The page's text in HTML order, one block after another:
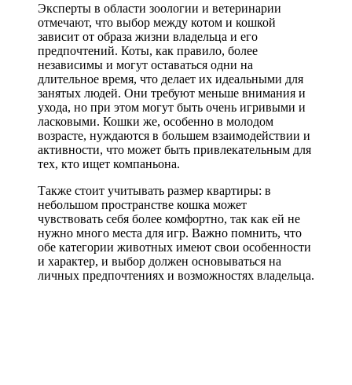
Эксперты в области зоологии и ветеринарии
отмечают, что выбор между котом и кошкой
зависит от образа жизни владельца и его
предпочтений. Коты, как правило, более
независимы и могут оставаться одни на
длительное время, что делает их идеальными для
занятых людей. Они требуют меньше внимания и
ухода, но при этом могут быть очень игривыми и
ласковыми. Кошки же, особенно в молодом
возрасте, нуждаются в большем взаимодействии и
активности, что может быть привлекательным для
тех, кто ищет компаньона.
Также стоит учитывать размер квартиры: в
небольшом пространстве кошка может
чувствовать себя более комфортно, так как ей не
нужно много места для игр. Важно помнить, что
обе категории животных имеют свои особенности
и характер, и выбор должен основываться на
личных предпочтениях и возможностях владельца.